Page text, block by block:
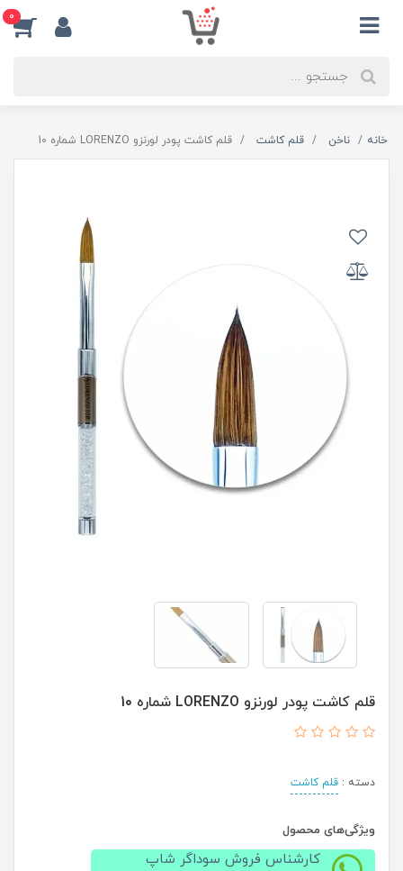
0
خانه ناخن قلم کاشت قلم کاشت پودر لورنزو LORENZO شماره 10
قلم کاشت پودر لورنزو LORENZO شماره 10
دسته : قلم کاشت
ویژگی‌های محصول
کارشناس فروش سوداگر شاپ